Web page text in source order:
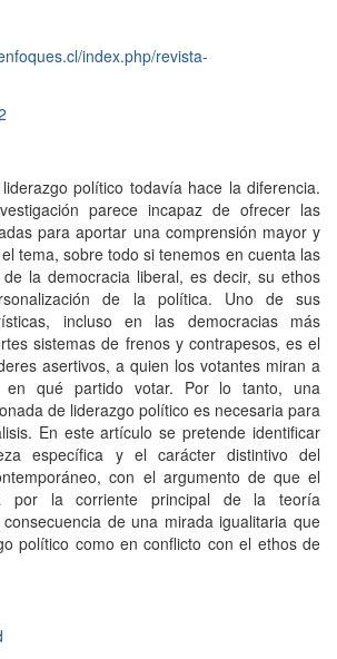
index.php/revista-
político todavía hace la diferencia.
parece incapaz de ofrecer las
para aportar una comprensión mayor y
tema, sobre todo si tenemos en cuenta las
la democracia liberal, es decir, su ethos
de la política. Uno de sus
incluso en las democracias más
sistemas de frenos y contrapesos, es el
asertivos, a quien los votantes miran a
qué partido votar. Por lo tanto, una
de liderazgo político es necesaria para
En este artículo se pretende identificar
específica y el carácter distintivo del
con el argumento de que el
por la corriente principal de la teoría
de una mirada igualitaria que
político como en conflicto con el ethos de